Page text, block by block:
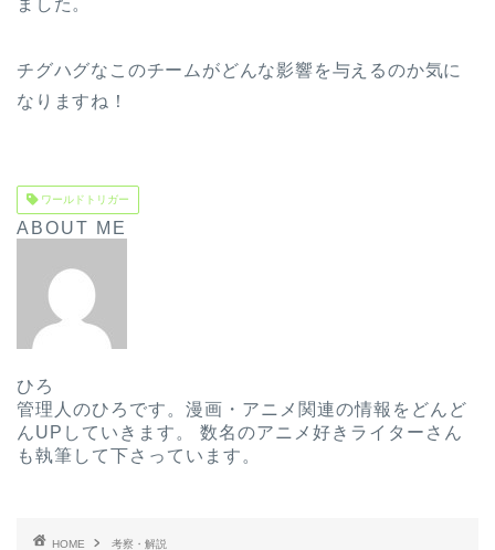
ました。
チグハグなこのチームがどんな影響を与えるのか気に
なりますね！
ワールドトリガー
ABOUT ME
ひろ
管理人のひろです。漫画・アニメ関連の情報をどんど
んUPしていきます。 数名のアニメ好きライターさん
も執筆して下さっています。
HOME
考察・解説